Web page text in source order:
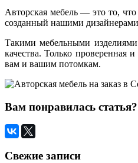
Авторская мебель — это то,
созданный нашими
Такими мебельными
качества. Только проверенная
вам и вашим потомкам.
Вам понравилась
Свежие записи